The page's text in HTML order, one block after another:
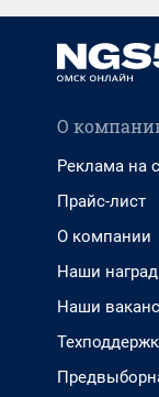
О
Реклама на
Прайс-лист
О компании
Наши
Наши